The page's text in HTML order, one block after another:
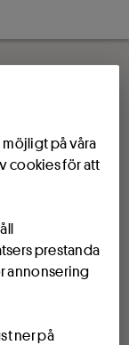
möjligt på våra
cookies för att
prestanda
annonsering
ner på